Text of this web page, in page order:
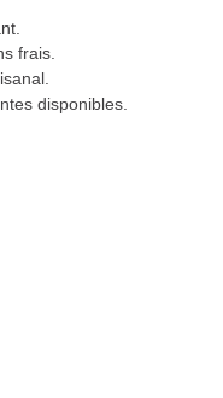
frais.
disponibles.